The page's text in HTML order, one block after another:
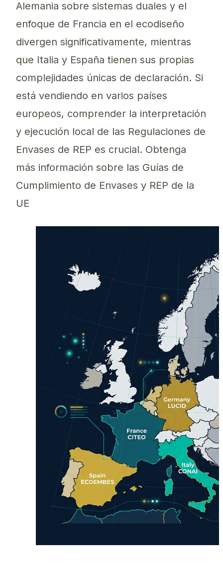
Alemania sobre sistemas duales y el
enfoque de Francia en el ecodiseño
divergen significativamente, mientras
que Italia y España tienen sus propias
complejidades únicas de declaración. Si
está vendiendo en varios países
europeos, comprender la interpretación
y ejecución local de las Regulaciones de
Envases de REP es crucial. Obtenga
más información sobre las Guías de
Cumplimiento de Envases y REP de la
UE